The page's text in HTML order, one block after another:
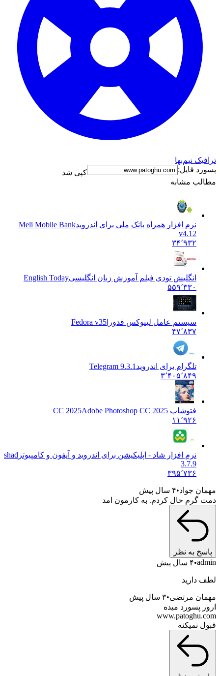
ترافیک نیم‌بها
پسورد فایل:
کپی شد
مطالب مشابه
نرم افزار همراه بانک ملی برای اندرویدMeli Mobile Bank
v4.12
۳۴٬۹۳۲
انگلیش تودی فیلم آموزش زبان انگليسیEnglish Today
۵۵۹٬۳۳۰
سیستم عامل لینوکس فدورا Fedora v35
۴۷٬۸۳۷
تلگرام برای اندروید Telegram 9.3.1
۳٬۴۰۵٬۸۴۹
فتوشاپ CC 2025 Adobe Photoshop CC 2025
۱۱٬۹۲۶
نرم افزار شاد - اپلیکیشن برای اندروید و آیفون و کامپیوتر shad
3.7.9
۳۹۵٬۷۳۶
مهمان جواد ۴ سال پیش
دمت گرم حال کردم. به کارمون امد
پاسخ به نظر
admin ۴ سال پیش
لطف دارید
مهمان مرتضی ۳ سال پیش
ارور پسورد میده
www.patoghu.com
قبول نمیکنه